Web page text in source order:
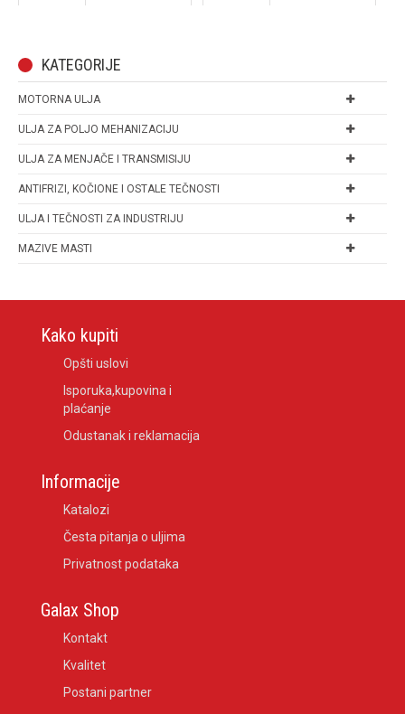
KATEGORIJE
MOTORNA ULJA
ULJA ZA POLJO MEHANIZACIJU
ULJA ZA MENJAČE I TRANSMISIJU
ANTIFRIZI, KOČIONE I OSTALE TEČNOSTI
ULJA I TEČNOSTI ZA INDUSTRIJU
MAZIVE MASTI
Kako kupiti
Opšti uslovi
Isporuka,kupovina i
plaćanje
Odustanak i reklamacija
Informacije
Katalozi
Česta pitanja o uljima
Privatnost podataka
Galax Shop
Kontakt
Kvalitet
Postani partner